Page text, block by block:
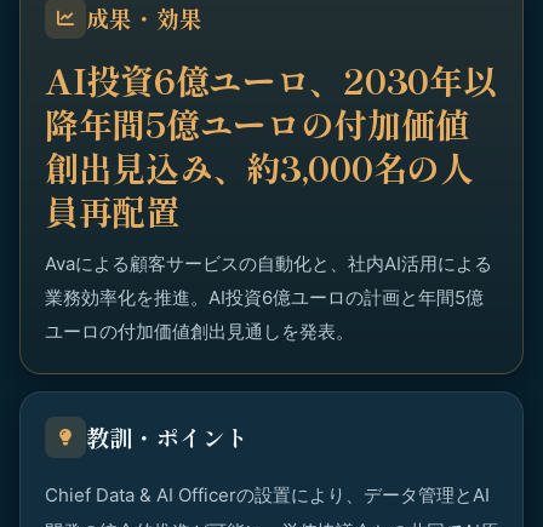
成果・効果
AI投資6億ユーロ、2030年以
降年間5億ユーロの付加価値
創出見込み、約3,000名の人
員再配置
Avaによる顧客サービスの自動化と、社内AI活用による
業務効率化を推進。AI投資6億ユーロの計画と年間5億
ユーロの付加価値創出見通しを発表。
教訓・ポイント
Chief Data & AI Officerの設置により、データ管理とAI